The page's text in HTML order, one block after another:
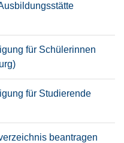
für Schülerinnen
für Studierende
beantragen